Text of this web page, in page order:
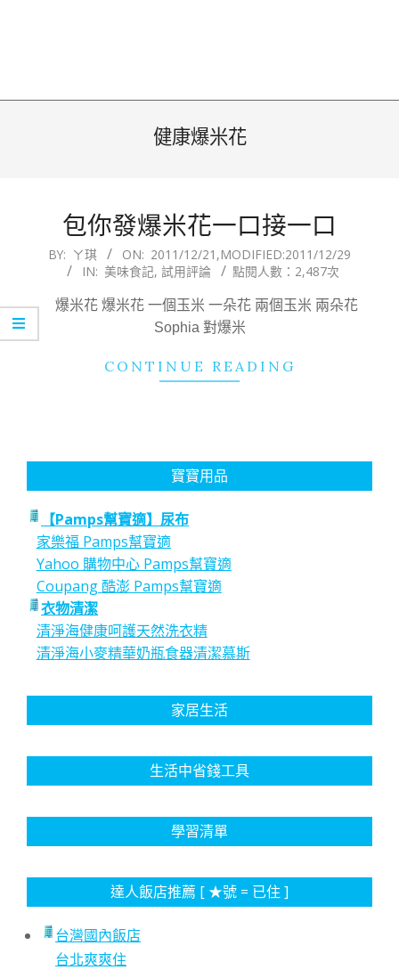
健康爆米花
包你發爆米花一口接一口
2011-
BY: ㄚ琪 ON: 2011/12/21 ,MODIFIED:2011/12/29
IN: 美味食記, 試用評論 點閱人數：2,487次
爆米花 爆米花 一個玉米 一朵花 兩個玉米 兩朵花
Sophia 對爆米
CONTINUE READING
寶寶用品
【Pamps幫寶適】尿布
家樂福 Pamps幫寶適
Yahoo 購物中心 Pamps幫寶適
Coupang 酷澎 Pamps幫寶適
衣物清潔
清淨海健康呵護天然洗衣精
清淨海小麥精華奶瓶食器清潔慕斯
家居生活
生活中省錢工具
學習清單
達人飯店推薦 [ ★號 = 已住 ]
台灣國內飯店
台北爽爽住